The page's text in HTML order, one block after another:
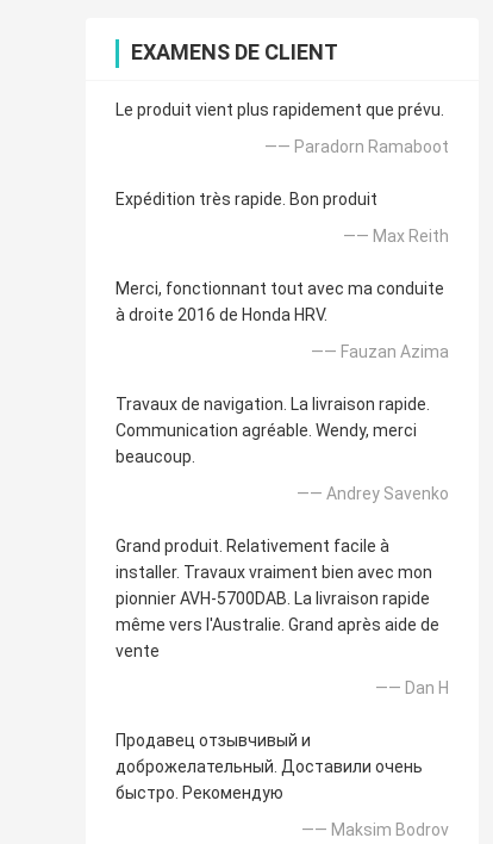
EXAMENS DE CLIENT
Le produit vient plus rapidement que prévu.
—— Paradorn Ramaboot
Expédition très rapide. Bon produit
—— Max Reith
Merci, fonctionnant tout avec ma conduite
à droite 2016 de Honda HRV.
—— Fauzan Azima
Travaux de navigation. La livraison rapide.
Communication agréable. Wendy, merci
beaucoup.
—— Andrey Savenko
Grand produit. Relativement facile à
installer. Travaux vraiment bien avec mon
pionnier AVH-5700DAB. La livraison rapide
même vers l'Australie. Grand après aide de
vente
—— Dan H
Продавец отзывчивый и
доброжелательный. Доставили очень
быстро. Рекомендую
—— Maksim Bodrov